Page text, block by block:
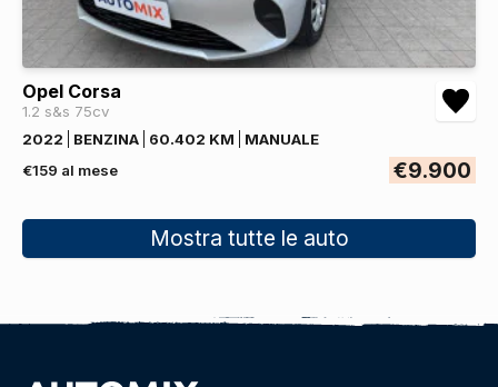
Opel Corsa
1.2 s&s 75cv
2022
BENZINA 60.402 KM
MANUALE
€159 al mese
€9.900
Mostra tutte le auto